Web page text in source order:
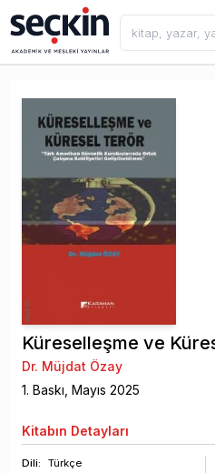
Küreselleşme ve
Dr. Müjdat Özay
1. Baskı, Mayıs 2025
Kitabın Detayları
Dili:
Türkçe